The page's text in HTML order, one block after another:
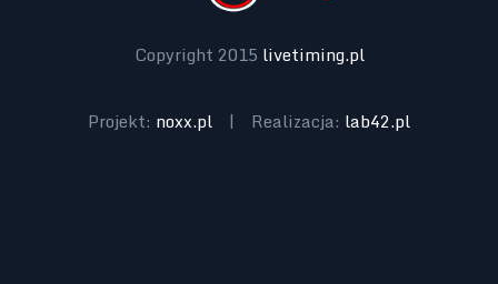
Copyright 2015 livetiming.pl
Projekt: noxx.pl | Realizacja: lab42.pl